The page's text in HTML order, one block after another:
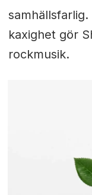
kaxighet gör
rockmusik.